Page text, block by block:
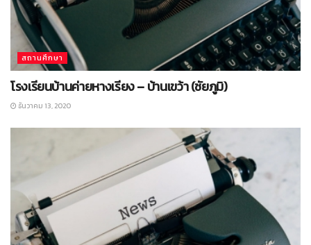
สถานศึกษา
โรงเรียนบ้านค่ายหางเรียง – บ้านเขว้า (ชัยภูมิ)
ธันวาคม 13, 2020